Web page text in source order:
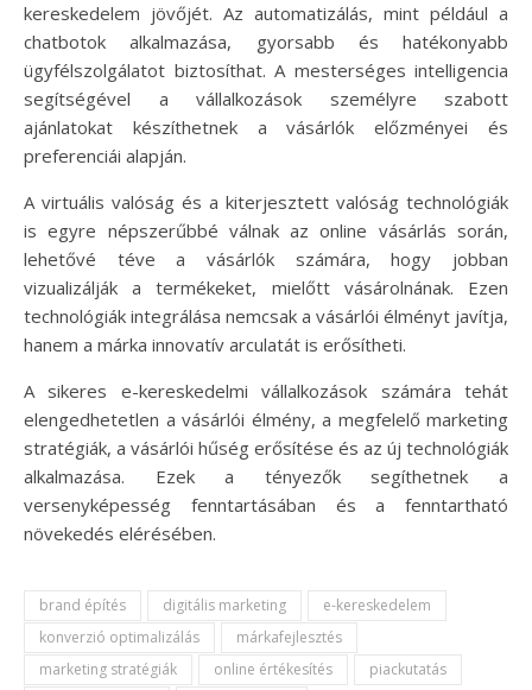
kereskedelem jövőjét. Az automatizálás, mint például a
chatbotok alkalmazása, gyorsabb és hatékonyabb
ügyfélszolgálatot biztosíthat. A mesterséges intelligencia
segítségével a vállalkozások személyre szabott
ajánlatokat készíthetnek a vásárlók előzményei és
preferenciái alapján.
A virtuális valóság és a kiterjesztett valóság technológiák
is egyre népszerűbbé válnak az online vásárlás során,
lehetővé téve a vásárlók számára, hogy jobban
vizualizálják a termékeket, mielőtt vásárolnának. Ezen
technológiák integrálása nemcsak a vásárlói élményt javítja,
hanem a márka innovatív arculatát is erősítheti.
A sikeres e-kereskedelmi vállalkozások számára tehát
elengedhetetlen a vásárlói élmény, a megfelelő marketing
stratégiák, a vásárlói hűség erősítése és az új technológiák
alkalmazása. Ezek a tényezők segíthetnek a
versenyképesség fenntartásában és a fenntartható
növekedés elérésében.
brand építés digitális marketing
e-kereskedelem
konverzió optimalizálás
márkafejlesztés
marketing stratégiák
online értékesítés
piackutatás